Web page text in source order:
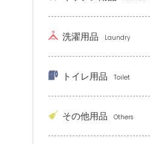
洗濯用品 Laundry
トイレ用品 Toilet
その他用品 Others